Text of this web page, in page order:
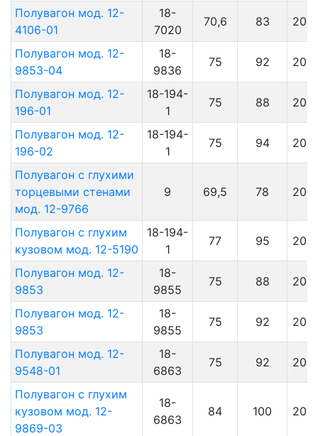
Полувагон мод. 12-
4106-01
18-
7020
70,6 83 2017
Полувагон мод. 12-
9853-04
18-
9836
75 92 2017
Полувагон мод. 12-
196-01
18-194-
1
75 88 2016
Полувагон мод. 12-
196-02
18-194-
1
75 94 2016
Полувагон с глухими
торцевыми стенами
мод. 12-9766
9 69,5 78 2016
Полувагон с глухим
кузовом мод. 12-5190
18-194-
1
77 95 2016
Полувагон мод. 12-
9853
18-
9855
75 88 2016
Полувагон мод. 12-
9853
18-
9855
75 92 2016
Полувагон мод. 12-
9548-01
18-
6863
75 92 2016
Полувагон с глухим
кузовом мод. 12-
9869-03
18-
6863
84 100 2016